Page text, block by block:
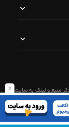
x منبع و لینک به سایت